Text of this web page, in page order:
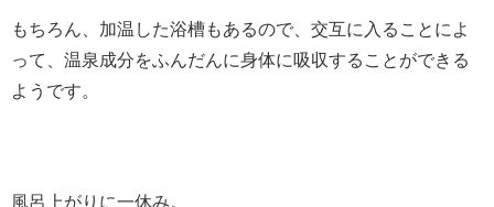
もちろん、加温した浴槽もあるので、交互に入ることによ
って、温泉成分をふんだんに身体に吸収することができる
ようです。
風呂上がりに一休み。